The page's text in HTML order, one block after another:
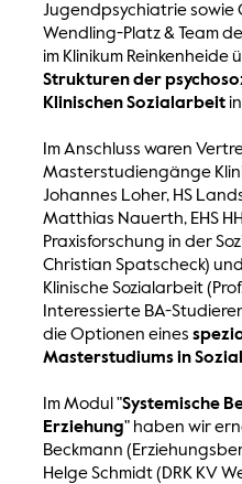
Jugendpsychiatrie sowie
Wendling-Platz & Team
im Klinikum Reinkenheide
Strukturen der
Klinischen Sozialarbeit
Im Anschluss waren
Masterstudiengänge
Johannes Loher, HS
Matthias Nauerth, EHS
Praxisforschung in der
Christian Spatscheck)
Klinische Sozialarbeit
Interessierte BA-
die Optionen eines
Masterstudiums in
Im Modul "Systemische
Erziehung" haben wir
Beckmann
Helge Schmidt (DRK KV